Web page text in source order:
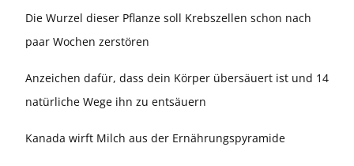
Die Wurzel dieser Pflanze soll Krebszellen schon nach
paar Wochen zerstören
Anzeichen dafür, dass dein Körper übersäuert ist und 14
natürliche Wege ihn zu entsäuern
Kanada wirft Milch aus der Ernährungspyramide